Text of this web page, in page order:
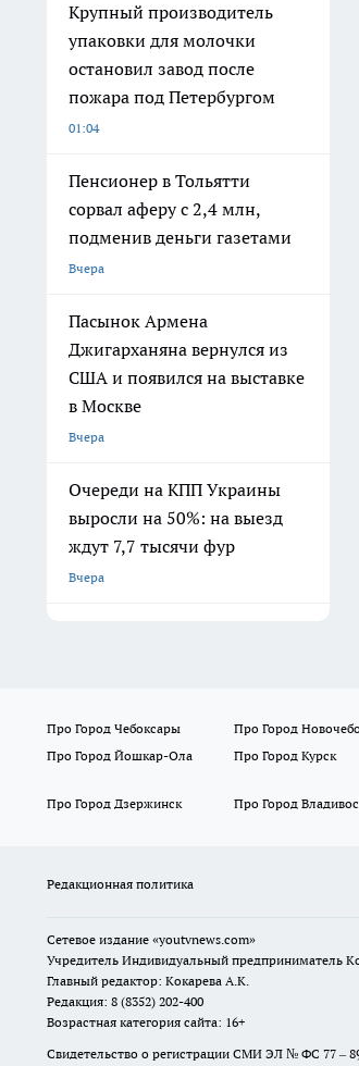
Крупный производитель
упаковки для молочки
остановил завод после
пожара под Петербургом
01:04
Пенсионер в Тольятти
сорвал аферу с 2,4 млн,
подменив деньги газетами
Вчера
Пасынок Армена
Джигарханяна вернулся из
США и появился на выставке
в Москве
Вчера
Очереди на КПП Украины
выросли на 50%: на выезд
ждут 7,7 тысячи фур
Вчера
Про Город Чебоксары Про Город
Про Город Йошкар-Ола
Про Город Курск
Про Город Дзержинск
Про Город
Редакционная политика
Сетевое издание «youtvnews.com»
Учредитель Индивидуальный предприниматель
Главный редактор: Кокарева А.К.
Редакция: 8 (8352) 202-400
Возрастная категория сайта: 16+
Свидетельство о регистрации СМИ ЭЛ № ФС 77 –